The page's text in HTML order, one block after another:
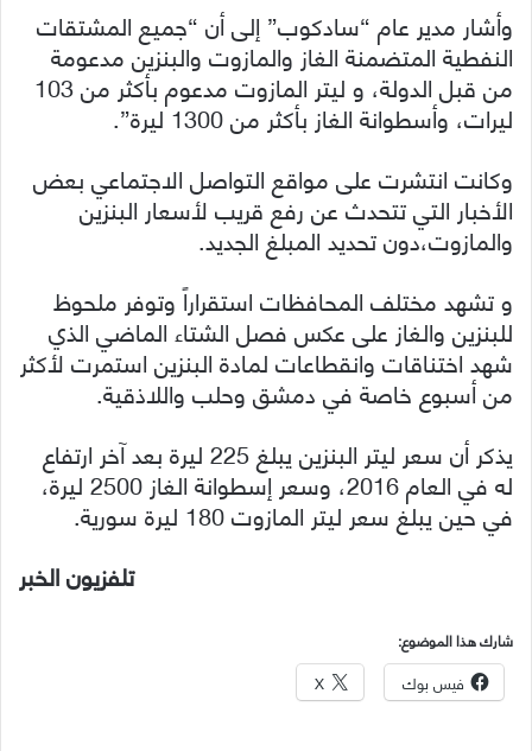
وأشار مدير عام “سادكوب” إلى أن “جميع المشتقات
النفطية المتضمنة الغاز والمازوت والبنزين مدعومة
من قبل الدولة، و ليتر المازوت مدعوم بأكثر من 103
ليرات، وأسطوانة الغاز بأكثر من 1300 ليرة”.
وكانت انتشرت على مواقع التواصل الاجتماعي بعض
الأخبار التي تتحدث عن رفع قريب لأسعار البنزين
والمازوت،دون تحديد المبلغ الجديد.
و تشهد مختلف المحافظات استقراراً وتوفر ملحوظ
للبنزين والغاز على عكس فصل الشتاء الماضي الذي
شهد اختناقات وانقطاعات لمادة البنزين استمرت لأكثر
من أسبوع خاصة في دمشق وحلب واللاذقية.
يذكر أن سعر ليتر البنزين يبلغ 225 ليرة بعد آخر ارتفاع
له في العام 2016، وسعر إسطوانة الغاز 2500 ليرة،
في حين يبلغ سعر ليتر المازوت 180 ليرة سورية.
تلفزيون الخبر
شارك هذا الموضوع:
فيس بوك X